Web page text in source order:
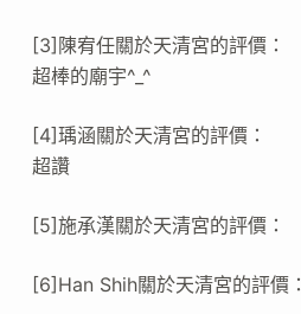
[3]陳宥任關於天清宮的評價：
超棒的廟宇^_^
[4]瑀涵關於天清宮的評價：
超讚
[5]施承漢關於天清宮的評價：
[6]Han Shih關於天清宮的評價：